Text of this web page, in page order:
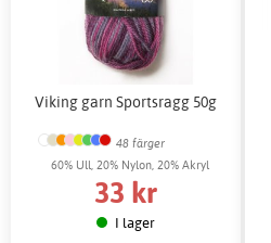
Viking garn Sportsragg 50g
48 färger
60% Ull, 20% Nylon, 20% Akryl
33 kr
I lager